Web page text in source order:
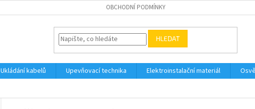
OBCHODNÍ PODMÍNKY
HLEDAT
Ukládání kabelů Upevňovací technika Elektroinstalační materiál